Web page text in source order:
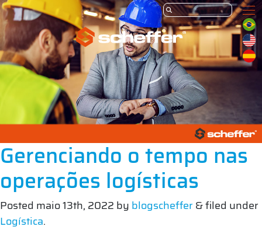
Gerenciando o tempo nas
operações logísticas
Posted maio 13th, 2022 by blogscheffer&filed under
Logística.